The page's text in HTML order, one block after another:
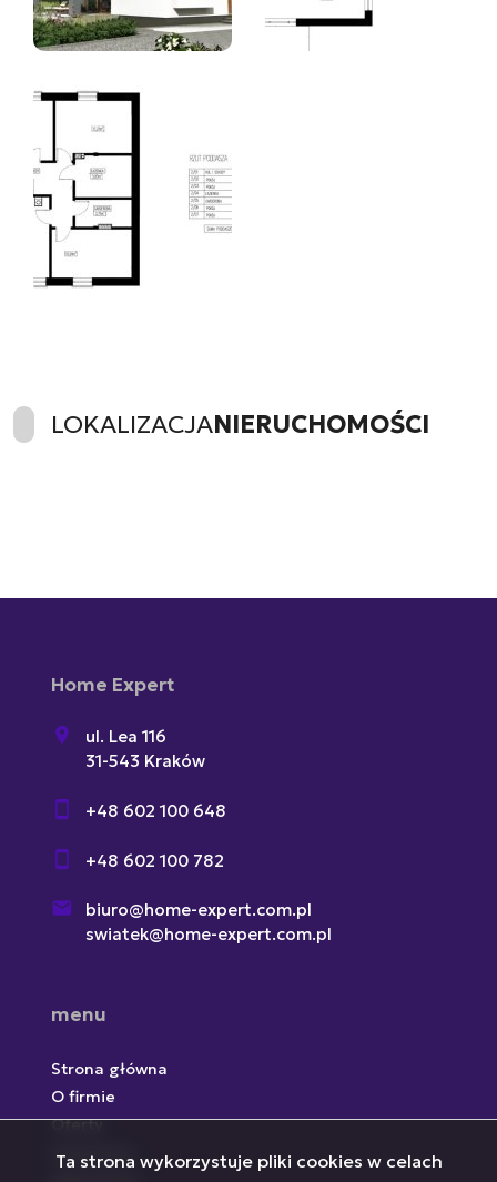
LOKALIZACJANIERUCHOMOŚCI
Home Expert
ul. Lea 116
31-543 Kraków
+48 602 100 648
+48 602 100 782
biuro@home-expert.com.pl
swiatek@home-expert.com.pl
menu
Strona główna
O firmie
Oferty
Inwestycje
Ta strona wykorzystuje pliki cookies w celach